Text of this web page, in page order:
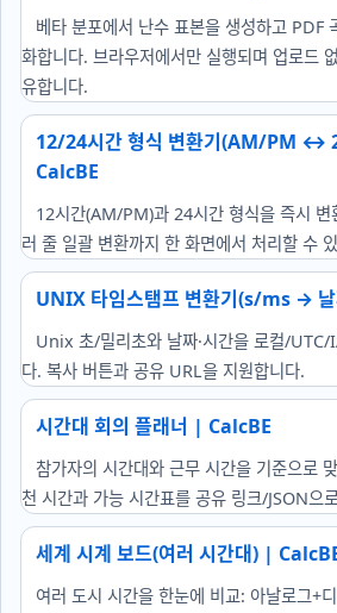
베타 분포에서 난수 표본을 생성하고 PDF
화합니다. 브라우저에서만 실행되며 업로드
유합니다.
12/24시간 형식 변환기(AM/PM ↔
CalcBE
12시간(AM/PM)과 24시간 형식을 즉시 변
러 줄 일괄 변환까지 한 화면에서 처리할 수
UNIX 타임스탬프 변환기(s/ms →
Unix 초/밀리초와 날짜·시간을 로컬/UTC/
다. 복사 버튼과 공유 URL을 지원합니다.
시간대 회의 플래너 | CalcBE
참가자의 시간대와 근무 시간을 기준으로
천 시간과 가능 시간표를 공유 링크/JSON으
세계 시계 보드(여러 시간대) |
여러 도시 시간을 한눈에 비교: 아날로그+